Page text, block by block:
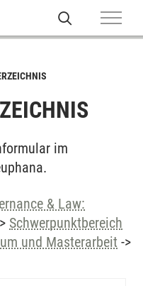
im
& Law:
Schwerpunktbereich
und Masterarbeit ->